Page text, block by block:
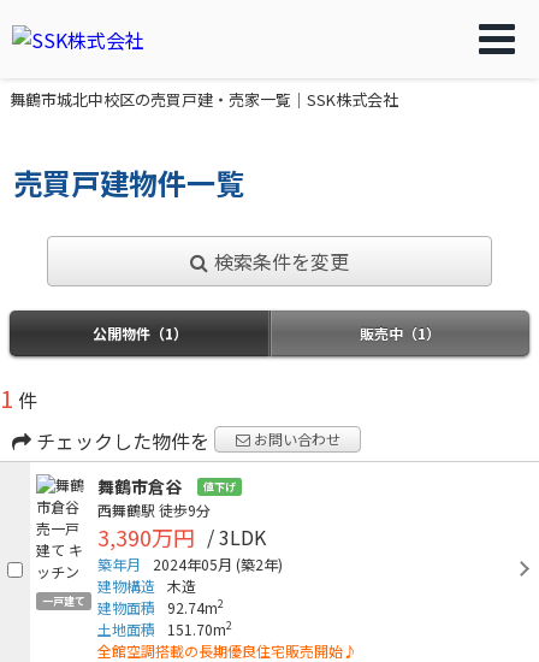
舞鶴市城北中校区の売買戸建・売家一覧｜SSK株式会社
売買戸建物件一覧
検索条件を変更
公開物件（1） 販売中（1）
1 件
チェックした物件を
お問い合わせ
一戸建て
舞鶴市倉谷 値下げ
西舞鶴駅 徒歩9分
3,390万円 / 3LDK
築年月 2024年05月 (築2年)
建物構造 木造
建物面積
92.74m2
土地面積 151.70m2
全館空調搭載の長期優良住宅販売開始♪